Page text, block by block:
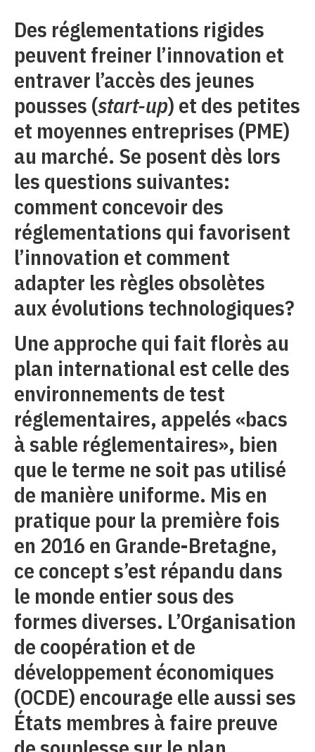
Des réglementations rigides
peuvent freiner l’innovation et
entraver l’accès des jeunes
pousses (start-up) et des petites
et moyennes entreprises (PME)
au marché. Se posent dès lors
les questions suivantes:
comment concevoir des
réglementations qui favorisent
l’innovation et comment
adapter les règles obsolètes
aux évolutions technologiques?
Une approche qui fait florès au
plan international est celle des
environnements de test
réglementaires, appelés «bacs
à sable réglementaires», bien
que le terme ne soit pas utilisé
de manière uniforme. Mis en
pratique pour la première fois
en 2016 en Grande-Bretagne,
ce concept s’est répandu dans
le monde entier sous des
formes diverses. L’Organisation
de coopération et de
développement économiques
(OCDE) encourage elle aussi ses
États membres à faire preuve